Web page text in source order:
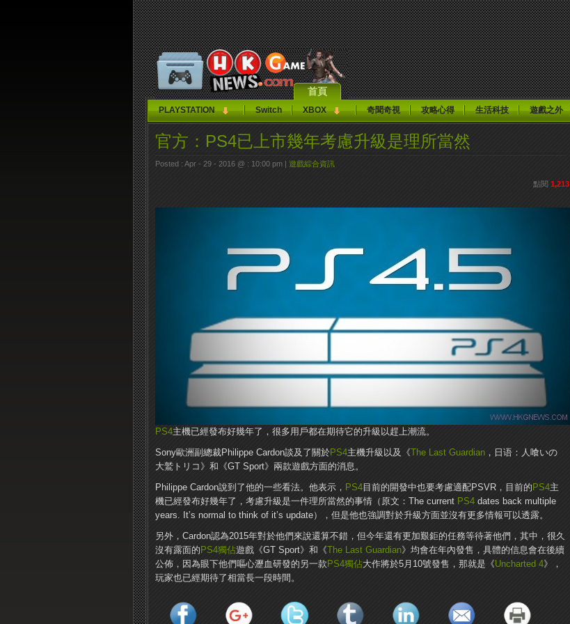
首頁
PLAYSTATION Switch XBOX 奇聞奇視 攻略心得 生活科技 遊戲之外
官方：PS4已上市幾年考慮升級是理所當然
Posted : Apr - 29 - 2016 @ : 10:00 pm | 遊戲綜合資訊
點閱 1,213
PS4主機已經發布好幾年了，很多用戶都在期待它的升級以趕上潮流。
Sony歐洲副總裁Philippe Cardon談及了關於PS4主機升級以及《The Last Guardian ，日语：人喰いの
大鷲トリコ》和《GT Sport》兩款遊戲方面的消息。
Philippe Cardon說到了他的一些看法。他表示， PS4目前的開發中也要考慮適配PSVR，目前的 PS4主
機已經發布好幾年了，考慮升級是一件理所當然的事情（原文：The current PS4 dates back multiple
years. It’s normal to think of it’s update），但是他也強調對於升級方面並沒有更多情報可以透露。
另外，Cardon認為2015年對於他們來說還算不錯，但今年還有更加艱鉅的任務等待著他們，其中，很久
沒有露面的 PS4獨佔遊戲《GT Sport》和《The Last Guardian》均會在年內發售，具體的信息會在後續
公佈，因為眼下他們嘔心瀝血研發的另一款 PS4獨佔大作將於5月10號發售，那就是《Uncharted 4》，
玩家也已經期待了相當長一段時間。